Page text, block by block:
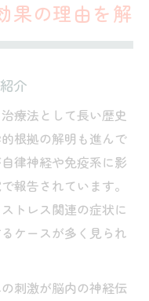
果の理由を解
介
療法として長い歴史
根拠の解明も進んで
律神経や免疫系に影
報告されています。
トレス関連の症状に
ケースが多く見られ
刺激が脳内の神経伝